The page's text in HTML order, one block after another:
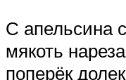
С апельсина
мякоть
поперёк